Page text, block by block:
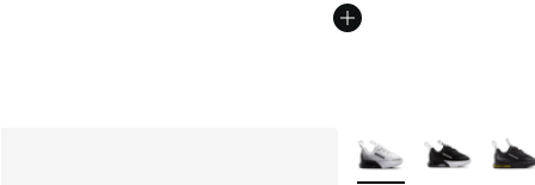
Plus de couleurs